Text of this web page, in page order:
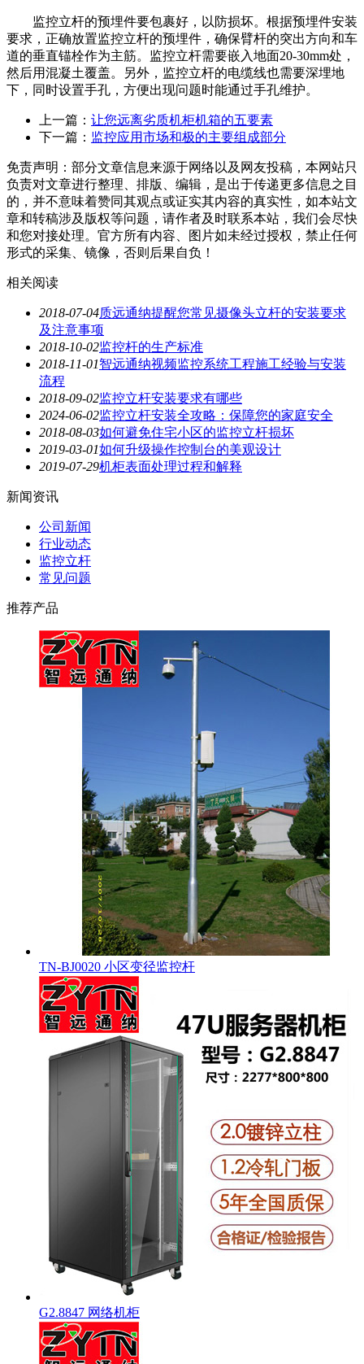
监控立杆的预埋件要包裹好，以防损坏。根据预埋件安装
要求，正确放置监控立杆的预埋件，确保臂杆的突出方向和车
道的垂直锚栓作为主筋。监控立杆需要嵌入地面20-30mm处，
然后用混凝土覆盖。另外，监控立杆的电缆线也需要深埋地
下，同时设置手孔，方便出现问题时能通过手孔维护。
上一篇： 让您远离劣质机柜机箱的五要素
下一篇： 监控应用市场和极的主要组成部分
免责声明：部分文章信息来源于网络以及网友投稿，本网站只
负责对文章进行整理、排版、编辑，是出于传递更多信息之目
的，并不意味着赞同其观点或证实其内容的真实性，如本站文
章和转稿涉及版权等问题，请作者及时联系本站，我们会尽快
和您对接处理。官方所有内容、图片如未经过授权，禁止任何
形式的采集、镜像，否则后果自负！
相关阅读
2018-07-04质远通纳提醒您常见摄像头立杆的安装要求
及注意事项
2018-10-02监控杆的生产标准
2018-11-01智远通纳视频监控系统工程施工经验与安装
流程
2018-09-02监控立杆安装要求有哪些
2024-06-02监控立杆安装全攻略：保障您的家庭安全
2018-08-03如何避免住宅小区的监控立杆损坏
2019-03-01如何升级操作控制台的美观设计
2019-07-29机柜表面处理过程和解释
新闻资讯
公司新闻
行业动态
监控立杆
常见问题
推荐产品
TN-BJ0020 小区变径监控杆
G2.8847 网络机柜